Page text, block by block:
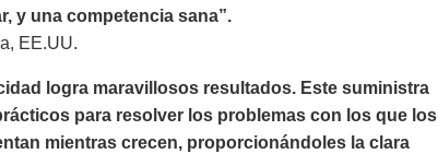
y una competencia sana”.
EE.UU.
logra maravillosos resultados. Este suministra
para resolver los problemas con los que los
mientras crecen, proporcionándoles la clara